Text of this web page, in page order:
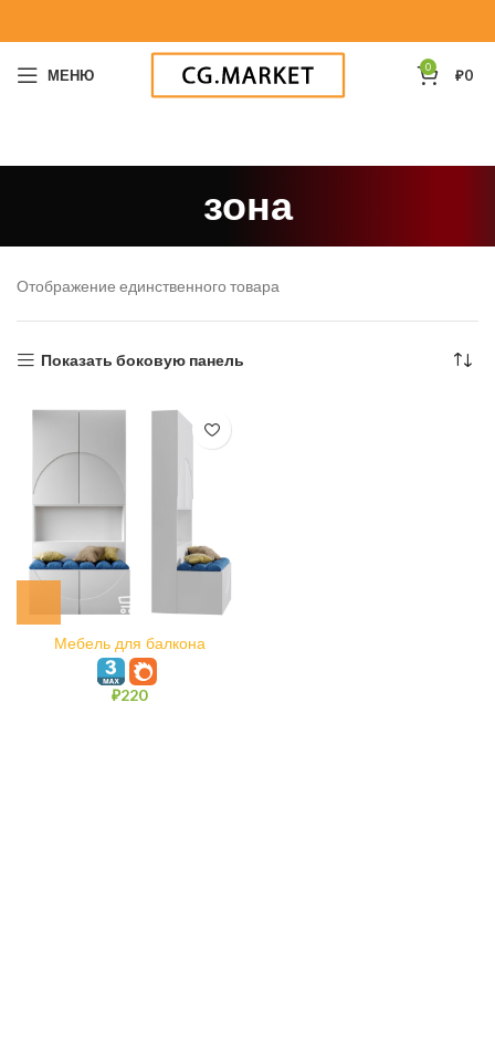
МЕНЮ 0 ₽0
зона
Отображение единственного товара
Показать боковую панель
Мебель для балкона
₽220